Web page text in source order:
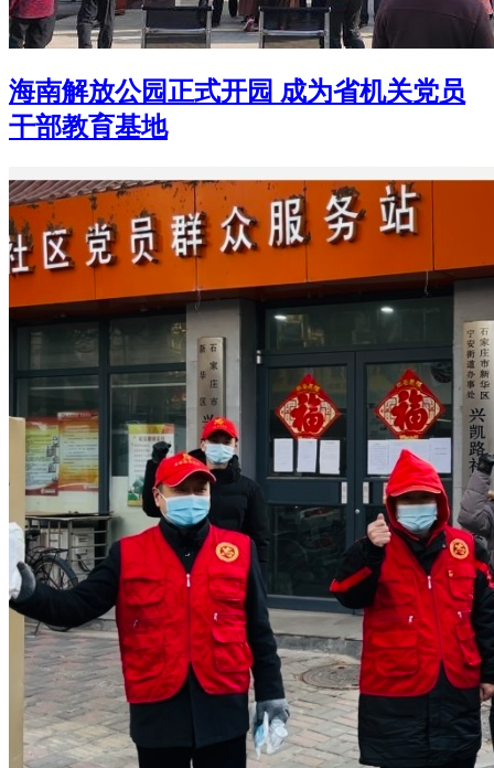
海南解放公园正式开园 成为省机关党员
干部教育基地